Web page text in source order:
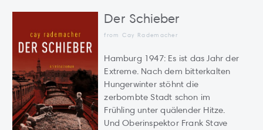
Der Schieber
from Cay Rademacher
Hamburg 1947: Es ist das Jahr der
Extreme. Nach dem bitterkalten
Hungerwinter stöhnt die
zerbombte Stadt schon im
Frühling unter quälender Hitze.
Und Oberinspektor Frank Stave